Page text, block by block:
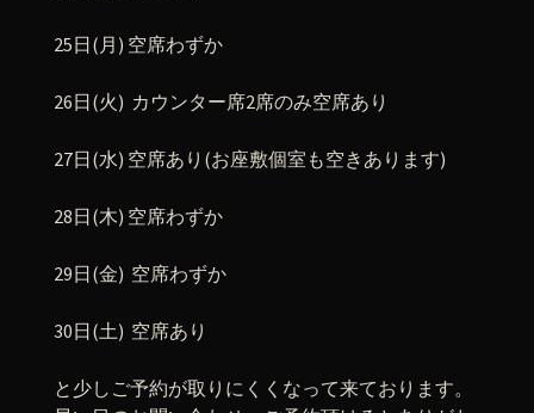
25日(月) 空席わずか
26日(火) カウンター席2席のみ空席あり
27日(水) 空席あり(お座敷個室も空きあります)
28日(木) 空席わずか
29日(金) 空席わずか
30日(土) 空席あり
と少しご予約が取りにくくなって来ております。